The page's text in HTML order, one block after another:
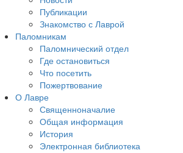
Публикации
Знакомство с Лаврой
Паломникам
Паломнический отдел
Где остановиться
Что посетить
Пожертвование
О Лавре
Священноначалие
Общая информация
История
Электронная библиотека